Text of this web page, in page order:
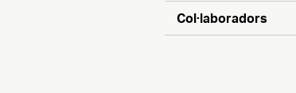
Col·laboradors